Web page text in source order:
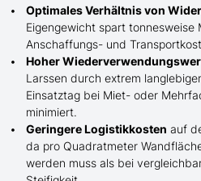
Optimales Verhältnis von
Eigengewicht spart tonnesweise
Anschaffungs- und
Hoher
Larssen durch extrem
Einsatztag bei Miet- oder
minimiert.
Geringere Logistikkosten auf
da pro Quadratmeter
werden muss als bei